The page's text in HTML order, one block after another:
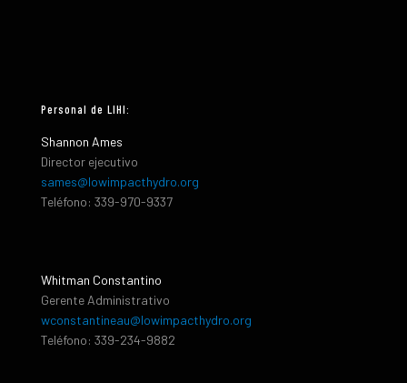
Personal de LIHI:
Shannon Ames
Director ejecutivo
sames@lowimpacthydro.org
Teléfono: 339-970-9337
Whitman Constantino
Gerente Administrativo
wconstantineau@lowimpacthydro.org
Teléfono: 339-234-9882